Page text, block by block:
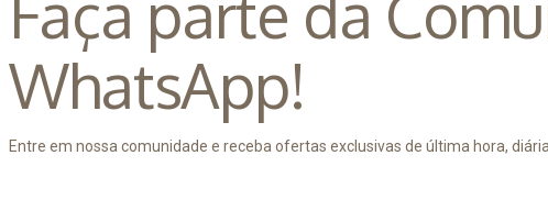
WhatsApp!
Entre em nossa comunidade e receba ofertas exclusivas de última hora,